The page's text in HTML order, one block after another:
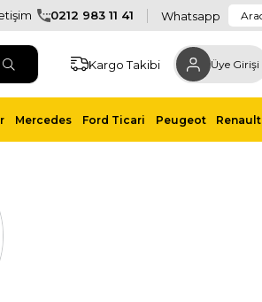
0212 983 11 41 Whatsapp
Kargo Takibi Üye Girişi
Mercedes Ford Ticari Peugeot Renault